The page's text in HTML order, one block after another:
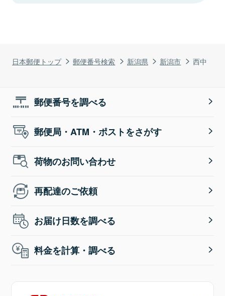
日本郵便トップ 郵便番号検索 新潟県 新潟市 西中
郵便番号を調べる
郵便局・ATM・ポストをさがす
荷物のお問い合わせ
再配達のご依頼
お届け日数を調べる
料金を計算・調べる